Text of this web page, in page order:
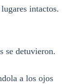
intactos.
se detuvieron.
a los ojos